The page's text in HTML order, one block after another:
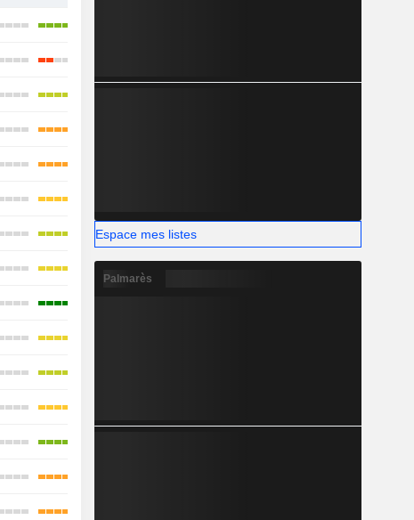
Espace mes listes
Palmarès